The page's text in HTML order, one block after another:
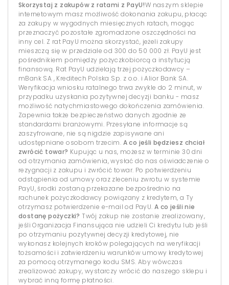
Skorzystaj z zakupów z ratami z PayU!W naszym sklepie
internetowym masz możliwość dokonania zakupu, płacąc
za zakupy w wygodnych miesięcznych ratach, mogąc
przeznaczyć pozostałe zgromadzone oszczędności na
inny cel. Z rat PayU można skorzystać, jeżeli zakupy
mieszczą się w przedziale od 300 do 50 000 zł. PayU jest
pośrednikiem pomiędzy pożyczkobiorcą a instytucją
finansową. Rat PayU udzielają trzej pożyczkodawcy –
mBank SA , Kreditech Polska Sp. z o.o. i Alior Bank SA.
Weryfikacja wniosku ratalnego trwa zwykle do 2 minut, w
przypadku uzyskania pozytywnej decyzji banku - masz
możliwość natychmiastowego dokończenia zamówienia.
Zapewnia także bezpieczeństwo danych zgodnie ze
standardami branżowymi. Przesyłane informacje są
zaszyfrowane, nie są nigdzie zapisywane ani
udostępniane osobom trzecim. A co jeśli będziesz chciał
zwrócić towar? Kupując u nas, możesz w terminie 30 dni
od otrzymania zamówienia, wysłać do nas oświadczenie o
rezygnacji z zakupu i zwrócić towar. Po potwierdzeniu
odstąpienia od umowy oraz zleceniu zwrotu w systemie
PayU, środki zostaną przekazane bezpośrednio na
rachunek pożyczkodawcy powiązany z kredytem, a Ty
otrzymasz potwierdzenie e-mail od PayU. A co jeśli nie
dostanę pożyczki? Twój zakup nie zostanie zrealizowany,
jeśli Organizacja Finansująca nie udzieli Ci kredytu lub jeśli
po otrzymaniu pozytywnej decyzji kredytowej, nie
wykonasz kolejnych kroków polegających na weryfikacji
tożsamości i zatwierdzeniu warunków umowy kredytowej
za pomocą otrzymanego kodu SMS. Aby wówczas
zrealizować zakupy, wystarczy wrócić do naszego sklepu i
wybrać inną formę płatności.